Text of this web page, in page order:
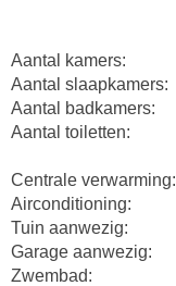
Aantal kamers:
Aantal slaapkamers:
Aantal badkamers:
Aantal toiletten:
Centrale verwarming:
Airconditioning:
Tuin aanwezig:
Garage aanwezig:
Zwembad: